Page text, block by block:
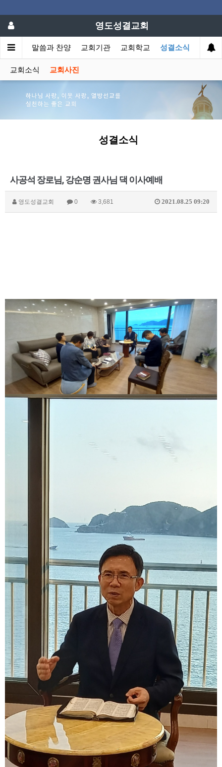
영도성결교회
소개 말씀과 찬양 교회기관 교회학교 성결소식
교회소식 교회사진
성결소식
사공석 장로님, 강순명 권사님 댁 이사예배
영도성결교회 0 3,681 2021.08.25 09:20